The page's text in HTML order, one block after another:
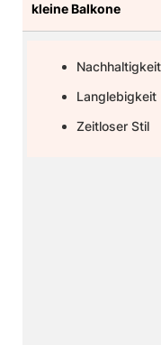
kleine Balkone
Nachhaltigkeit
Langlebigkeit
Zeitloser Stil